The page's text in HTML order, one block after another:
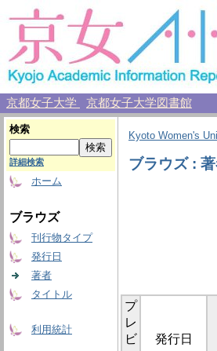
京都女子大学 京都女子大学図書館
検索
詳細検索
ホーム
ブラウズ
刊行物タイプ
発行日
著者
タイトル
利用統計
Kyoto Women's
ブラウズ : 著
プ
レ
ビ
発行日